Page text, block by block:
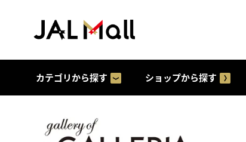
カテゴリから探す ショップから探す